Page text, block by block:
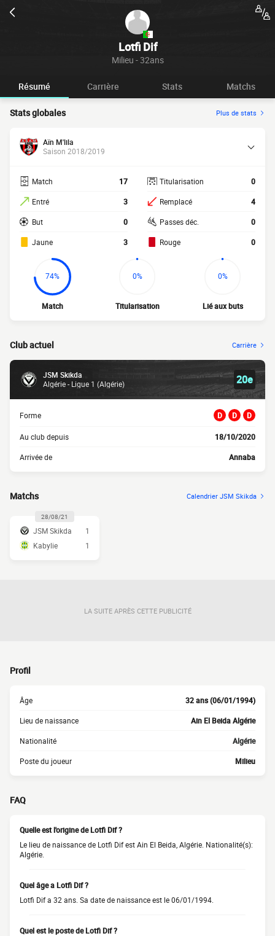
Lotfi Dif
Milieu - 32ans
Résumé Carrière Stats Matchs
Stats globales Plus de stats
Aïn M'lila
Saison 2018/2019
Match 17
Entré 3
But 0
Jaune 3
Titularisation 0
Remplacé 4
Passes déc. 0
Rouge 0
74%
Match
0%
Titularisation
0%
Lié aux buts
Club actuel Carrière
JSM Skikda
Algérie - Ligue 1 (Algérie)
20e
Forme D D D
Au club depuis 18/10/2020
Arrivée de Annaba
Matchs Calendrier JSM Skikda
28/08/21
JSM Skikda
1
Kabylie
1
LA SUITE APRÈS CETTE PUBLICITÉ
Profil
Âge 32 ans (06/01/1994)
Lieu de naissance Ain El Beida Algérie
Nationalité Algérie
Poste du joueur Milieu
FAQ
Quelle est l'origine de Lotfi Dif ?
Le lieu de naissance de Lotfi Dif est Ain El Beida, Algérie. Nationalité(s):
Algérie.
Quel âge a Lotfi Dif ?
Lotfi Dif a 32 ans. Sa date de naissance est le 06/01/1994.
Quel est le poste de Lotfi Dif ?